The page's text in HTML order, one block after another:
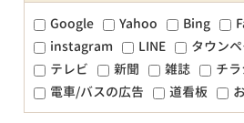
Google Yahoo Bing
instagram
LINE タウン
テレビ
新聞 雑誌
チラ
電車/バスの広告
道看板